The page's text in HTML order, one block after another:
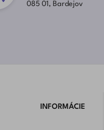
085 01, Bardejov
INFORMÁCIE